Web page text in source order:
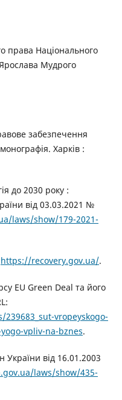
права Національного
Мудрого
забезпечення
Харків :
до 2030 року :
від 03.03.2021 №
laws/show/179-2021-
https://recovery.gov.ua/.
EU Green Deal та його
vropeyskogo-
vpliv-na-bznes.
України від 16.01.2003
laws/show/435-